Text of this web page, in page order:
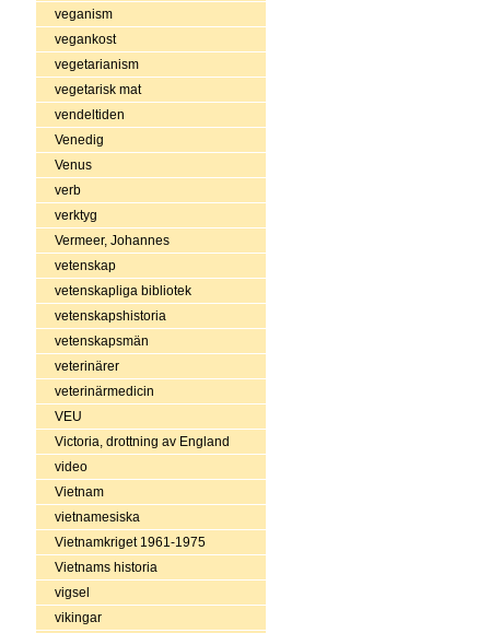
veganism
vegankost
vegetarianism
vegetarisk mat
vendeltiden
Venedig
Venus
verb
verktyg
Vermeer, Johannes
vetenskap
vetenskapliga bibliotek
vetenskapshistoria
vetenskapsmän
veterinärer
veterinärmedicin
VEU
Victoria, drottning av England
video
Vietnam
vietnamesiska
Vietnamkriget 1961-1975
Vietnams historia
vigsel
vikingar